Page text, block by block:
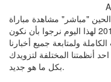
"مباشر" مشاهدة مباراة
السعودية وقطر بث مباشر في كاس آسيا 2019 لهذا اليوم نرجوا بأن نكون
ولمتابعة جميع أخبارنا
أنظمتنا المختلفة لتزويدك
بكل ما هو جديد.